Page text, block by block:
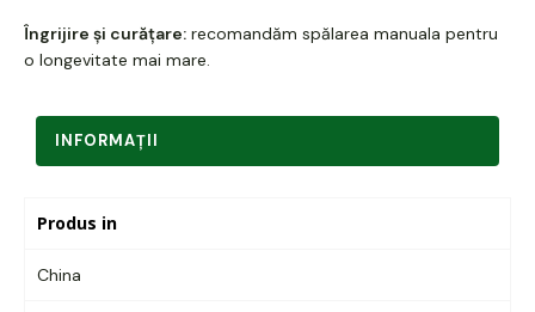
Îngrijire și curățare: recomandăm spălarea manuala pentru
o longevitate mai mare.
INFORMAŢII
Produs in
China